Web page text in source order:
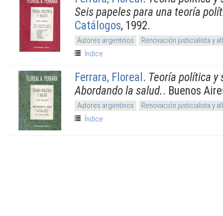
Seis papeles para una teoría
Catálogos, 1992.
Autores argentinos
Renovación justicialista y
Índice
Ferrara, Floreal. Teoría política y
Abordando la salud.. Buenos
Autores argentinos
Renovación justicialista y
Índice